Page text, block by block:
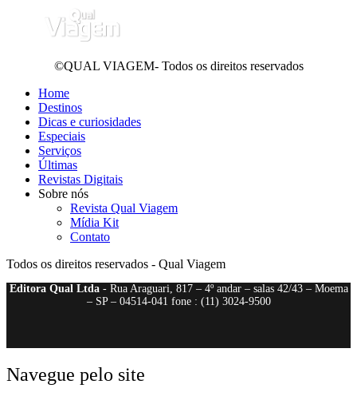
©QUAL VIAGEM- Todos os direitos reservados
Home
Destinos
Dicas e curiosidades
Especiais
Serviços
Últimas
Revistas Digitais
Sobre nós
Revista Qual Viagem
Mídia Kit
Contato
Todos os direitos reservados - Qual Viagem
Editora Qual Ltda- Rua Araguari, 817 – 4º andar – salas 42/43 – Moema
– SP – 04514-041 fone : (11) 3024-9500
Navegue pelo site